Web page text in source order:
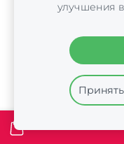
улучшения